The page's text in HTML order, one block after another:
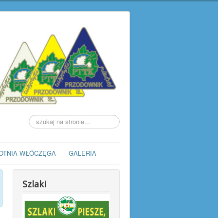
Szukaj...
WŁÓCZĘGA GALERIA
Szlaki